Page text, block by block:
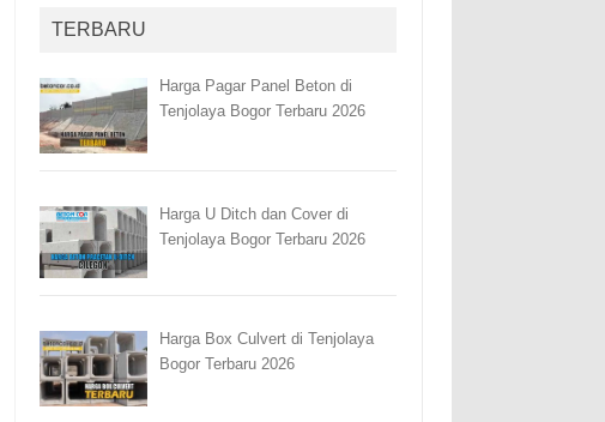
TERBARU
Harga Pagar Panel Beton di
Tenjolaya Bogor Terbaru 2026
Harga U Ditch dan Cover di
Tenjolaya Bogor Terbaru 2026
Harga Box Culvert di Tenjolaya
Bogor Terbaru 2026